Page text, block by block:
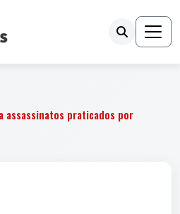
assassinatos praticados por